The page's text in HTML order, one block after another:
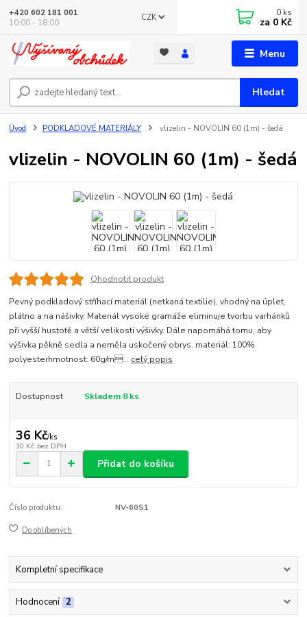
Menu
CZK
Hledat
+420 602 181 001
10:00 - 18:00
0 ks
za 0 Kč
Úvod PODKLADOVÉ MATERIÁLY vlizelin - NOVOLIN 60 (1m) - šedá
vlizelin - NOVOLIN 60 (1m) - šedá
Ohodnotit produkt
Pevný podkladový stříhací materiál (netkaná textilie), vhodný na úplet,
plátno a na nášivky. Materiál vysoké gramáže eliminuje tvorbu varhánků
při vyšší hustotě a větší velikosti výšivky. Dále napomáhá tomu, aby
výšivka pěkně sedla a neměla uskočený obrys. materiál: 100%
polyesterhmotnost: 60g/m... celý popis
Dostupnost Skladem 8 ks
36 Kč/ks
30 Kč bez DPH
Přidat do košíku
Číslo produktu: NV-60S1
Do oblíbených
Kompletní specifikace
Hodnocení 2